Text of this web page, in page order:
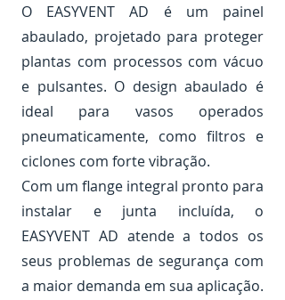
O EASYVENT AD é um painel
abaulado, projetado para proteger
plantas com processos com vácuo
e pulsantes. O design abaulado é
ideal para vasos operados
pneumaticamente, como filtros e
ciclones com forte vibração.
Com um flange integral pronto para
instalar e junta incluída, o
EASYVENT AD atende a todos os
seus problemas de segurança com
a maior demanda em sua aplicação.